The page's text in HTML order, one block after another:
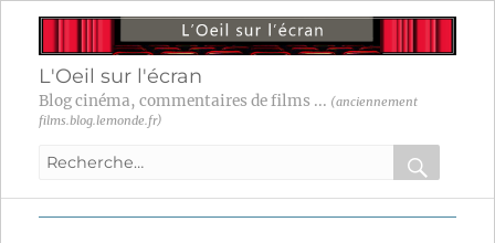
L'Oeil sur l'écran
Blog cinéma, commentaires de films ... (anciennement
films.blog.lemonde.fr)
Recherche
:
OK